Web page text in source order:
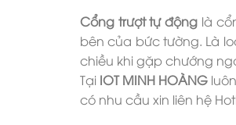
Cổng trượt tự động là
bên của bức tường. Là
chiều khi gặp chướng
Tại IOT MINH HOÀNG
có nhu cầu xin liên hệ